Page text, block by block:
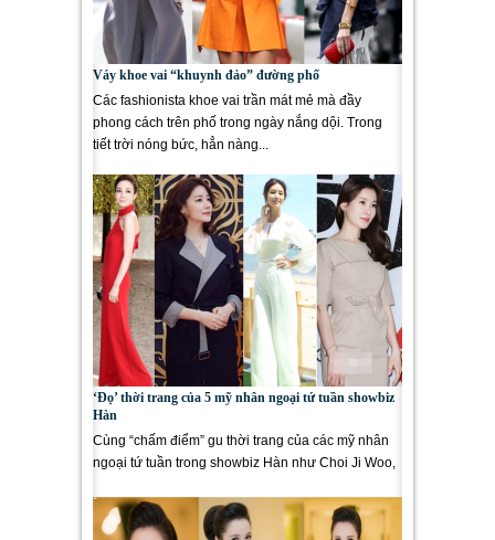
Váy khoe vai “khuynh đảo” đường phố
Các fashionista khoe vai trần mát mẻ mà đầy
phong cách trên phố trong ngày nắng dội. Trong
tiết trời nóng bức, hẳn nàng...
‘Đọ’ thời trang của 5 mỹ nhân ngoại tứ tuần showbiz
Hàn
Cùng “chấm điểm” gu thời trang của các mỹ nhân
ngoại tứ tuần trong showbiz Hàn như Choi Ji Woo,